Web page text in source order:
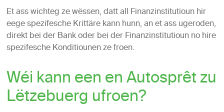
Et ass wichteg ze wëssen, datt all Finanzinstitutioun hir
eege spezifesche Krittäre kann hunn, an et ass ugeroden,
direkt bei der Bank oder bei der Finanzinstitutioun no hire
spezifesche Konditiounen ze froen.
Wéi kann een en Autosprêt zu
Lëtzebuerg ufroen?